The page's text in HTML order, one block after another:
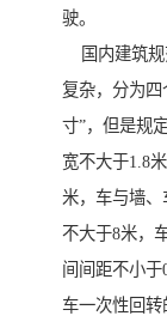
驶。
国内建筑规
复杂，分为四
寸”，但是规
宽不大于1.8
米，车与墙、
不大于8米，
间间距不小
车一次性回